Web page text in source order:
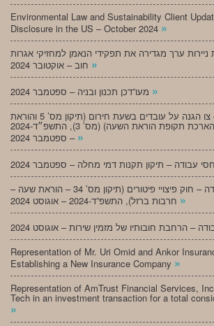
Environmental Law and Sustainability Client
Disclosure in the US – October 2024 »
ניירות ערך מגדירה את תפקידי הנאמן למחזיקי אגרות
»
»
מעו”דכן יחסי עבודה – צו הגנה על עובדים בשעת חירום (תיקון מס’ 5 והוראת
שעה – חרבות ברזל) (הארכת תקופת הוראת השעה) (מס’ 3), התשפ״ד-2024
– ספטמבר 2024 »
מעו”דכן יחסי עבודה – חוק פיצויי פיטורים (תיקון מס’ 34 – הוראת שעה –
»
Representation of Mr. Uri Omid and Ankor
Establishing a New Insurance Company »
Representation of AmTrust Financial Services,
Tech in an investment transaction for a total
»